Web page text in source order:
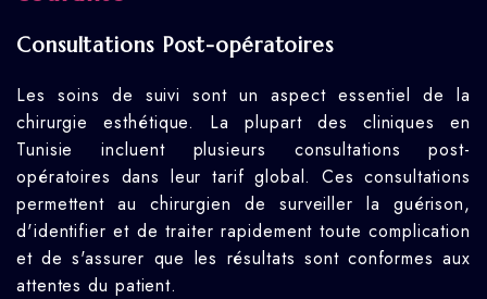
Consultations Post-opératoires
Les soins de suivi sont un aspect essentiel de la
chirurgie esthétique. La plupart des cliniques en
Tunisie incluent plusieurs consultations post-
opératoires dans leur tarif global. Ces consultations
permettent au chirurgien de surveiller la guérison,
d'identifier et de traiter rapidement toute complication
et de s'assurer que les résultats sont conformes aux
attentes du patient.